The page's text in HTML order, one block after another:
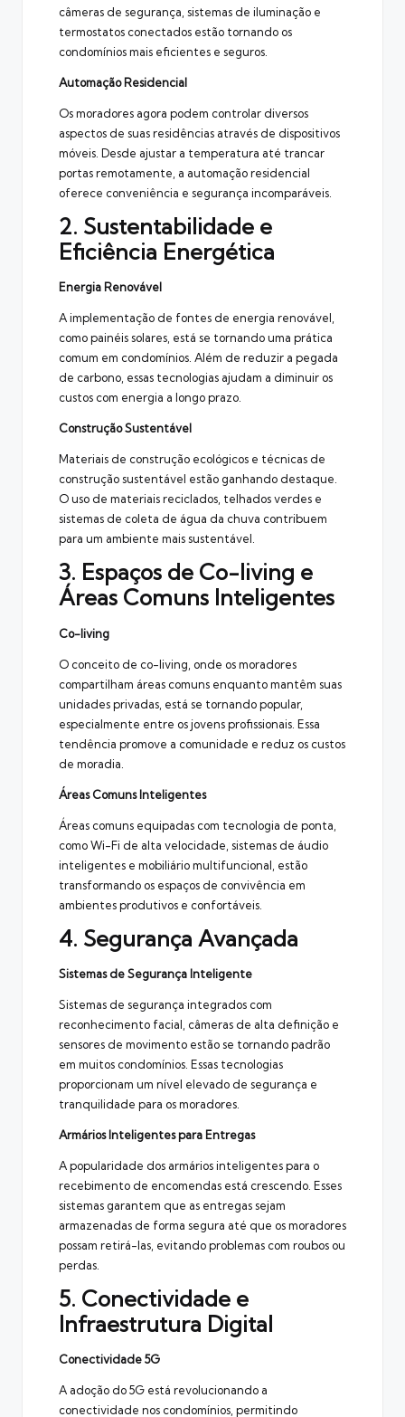
câmeras de segurança, sistemas de iluminação e
termostatos conectados estão tornando os
condomínios mais eficientes e seguros.
Automação Residencial
Os moradores agora podem controlar diversos
aspectos de suas residências através de dispositivos
móveis. Desde ajustar a temperatura até trancar
portas remotamente, a automação residencial
oferece conveniência e segurança incomparáveis.
2. Sustentabilidade e
Eficiência Energética
Energia Renovável
A implementação de fontes de energia renovável,
como painéis solares, está se tornando uma prática
comum em condomínios. Além de reduzir a pegada
de carbono, essas tecnologias ajudam a diminuir os
custos com energia a longo prazo.
Construção Sustentável
Materiais de construção ecológicos e técnicas de
construção sustentável estão ganhando destaque.
O uso de materiais reciclados, telhados verdes e
sistemas de coleta de água da chuva contribuem
para um ambiente mais sustentável.
3. Espaços de Co-living e
Áreas Comuns Inteligentes
Co-living
O conceito de co-living, onde os moradores
compartilham áreas comuns enquanto mantêm suas
unidades privadas, está se tornando popular,
especialmente entre os jovens profissionais. Essa
tendência promove a comunidade e reduz os custos
de moradia.
Áreas Comuns Inteligentes
Áreas comuns equipadas com tecnologia de ponta,
como Wi-Fi de alta velocidade, sistemas de áudio
inteligentes e mobiliário multifuncional, estão
transformando os espaços de convivência em
ambientes produtivos e confortáveis.
4. Segurança Avançada
Sistemas de Segurança Inteligente
Sistemas de segurança integrados com
reconhecimento facial, câmeras de alta definição e
sensores de movimento estão se tornando padrão
em muitos condomínios. Essas tecnologias
proporcionam um nível elevado de segurança e
tranquilidade para os moradores.
Armários Inteligentes para Entregas
A popularidade dos armários inteligentes para o
recebimento de encomendas está crescendo. Esses
sistemas garantem que as entregas sejam
armazenadas de forma segura até que os moradores
possam retirá-las, evitando problemas com roubos ou
perdas.
5. Conectividade e
Infraestrutura Digital
Conectividade 5G
A adoção do 5G está revolucionando a
conectividade nos condomínios, permitindo